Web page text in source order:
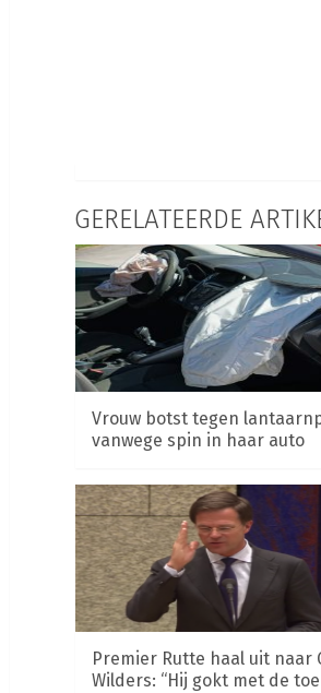
GERELATEERDE
Vrouw botst tegen
vanwege spin in haar auto
Premier Rutte haal uit naar
Wilders: “Hij gokt met de